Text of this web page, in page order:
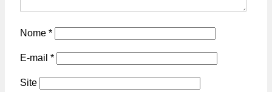
Nome *
E-mail *
Site